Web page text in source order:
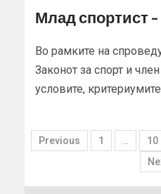
Млад спортист
Во рамките на
Законот за спорт и
условите, критериумите
Previous 1 … 10